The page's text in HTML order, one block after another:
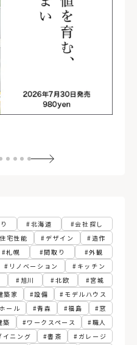
北海道
会社探し
住宅性能 デザイン
造作
札幌 間取り
外観
リノベーション
キッチン
旭川 北欧
宮城
築家 設備
モデルハウス
ール 青森 福島
窓
築 ワークスペース
職人
イニング 書斎
ガレージ